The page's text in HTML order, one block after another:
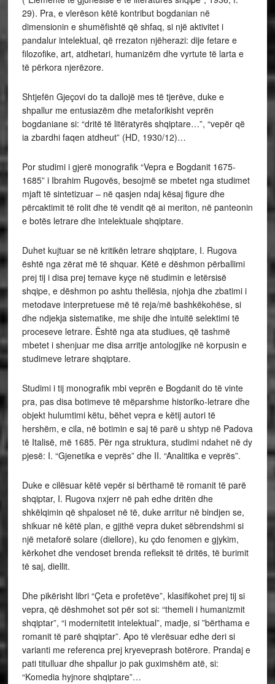
29). Pra, e vlerëson këtë kontribut bogdanian në
dimensionin e shumëfishtë që shfaq, si një aktivitet i
pandalur intelektual, që rrezaton njëherazi: dije fetare e
filozofike, art, atdhetari, humanizëm dhe vyrtute të larta e
të përkora njerëzore.
Shtjefën Gjeçovi do ta dallojë mes të tjerëve, duke e
shpallur me entusiazëm dhe metaforikisht veprën
bogdaniane si: “dritë të litëratyrës shqiptare…”, “vepër që
ia zbardhi faqen atdheut” (HD, 1930/12)…
Por studimi i gjerë monografik “Vepra e Bogdanit 1675-
1685” i Ibrahim Rugovës, besojmë se mbetet nga studimet
mjaft të sintetizuar – në qasjen ndaj kësaj figure dhe
përcaktimit të rolit dhe të vendit që ai meriton, në panteonin
e botës letrare dhe intelektuale shqiptare.
Duhet kujtuar se në kritikën letrare shqiptare, I. Rugova
është nga zërat më të shquar. Këtë e dëshmon përballimi
prej tij i disa prej temave kyçe në studimin e letërsisë
shqipe, e dëshmon po ashtu thellësia, njohja dhe zbatimi i
metodave interpretuese më të reja/më bashkëkohëse, si
dhe ndjekja sistematike, me shije dhe intuitë selektimi të
proceseve letrare. Është nga ata studiues, që tashmë
mbetet i shenjuar me disa arritje antologjike në korpusin e
studimeve letrare shqiptare.
Studimi i tij monografik mbi veprën e Bogdanit do të vinte
pra, pas disa botimeve të mëparshme historiko-letrare dhe
objekt hulumtimi këtu, bëhet vepra e këtij autori të
hershëm, e cila, në botimin e saj të parë u shtyp në Padova
të Italisë, më 1685. Për nga struktura, studimi ndahet në dy
pjesë: I. “Gjenetika e veprës” dhe II. “Analitika e veprës”.
Duke e cilësuar këtë vepër si bërthamë të romanit të parë
shqiptar, I. Rugova nxjerr në pah edhe dritën dhe
shkëlqimin që shpaloset në të, duke arritur në bindjen se,
shikuar në këtë plan, e gjithë vepra duket sëbrendshmi si
një metaforë solare (diellore), ku çdo fenomen e gjykim,
kërkohet dhe vendoset brenda refleksit të dritës, të burimit
të saj, diellit.
Dhe pikërisht libri “Çeta e profetëve”, klasifikohet prej tij si
vepra, që dëshmohet sot për sot si: “themeli i humanizmit
shqiptar”, “i modernitetit intelektual”, madje, si ”bërthama e
romanit të parë shqiptar”. Apo të vlerësuar edhe deri si
varianti me referenca prej kryeveprash botërore. Prandaj e
pati titulluar dhe shpallur jo pak guximshëm atë, si:
“Komedia hyjnore shqiptare”…